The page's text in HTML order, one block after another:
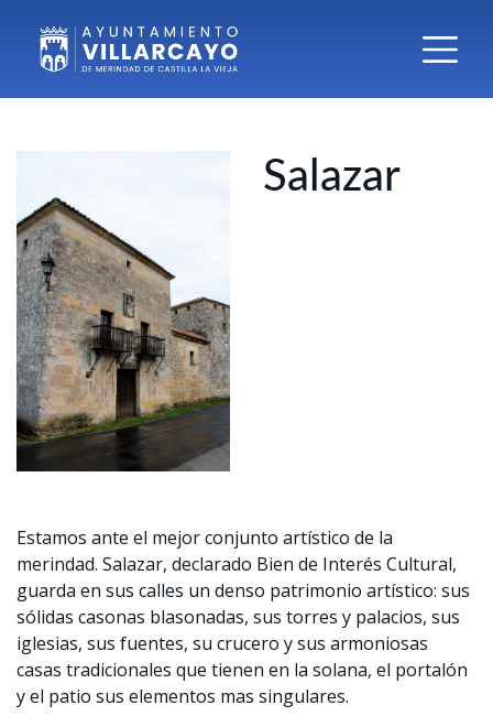
Salazar
Estamos ante el mejor conjunto artístico de la
merindad. Salazar, declarado Bien de Interés Cultural,
guarda en sus calles un denso patrimonio artístico: sus
sólidas casonas blasonadas, sus torres y palacios, sus
iglesias, sus fuentes, su crucero y sus armoniosas
casas tradicionales que tienen en la solana, el portalón
y el patio sus elementos mas singulares.